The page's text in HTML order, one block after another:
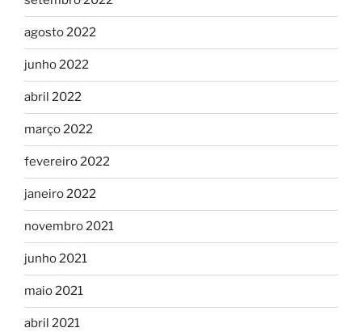
agosto 2022
junho 2022
abril 2022
março 2022
fevereiro 2022
janeiro 2022
novembro 2021
junho 2021
maio 2021
abril 2021